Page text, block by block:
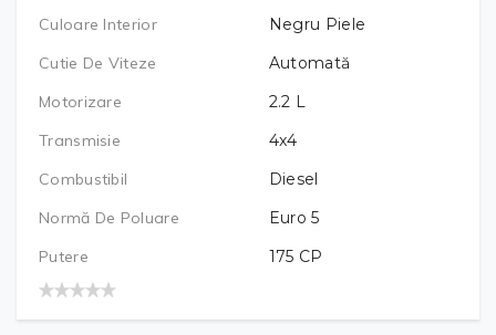
Culoare Interior
Negru Piele
Cutie De Viteze
Automată
Motorizare
2.2 L
Transmisie
4x4
Combustibil
Diesel
Normă De Poluare
Euro 5
Putere
175 CP